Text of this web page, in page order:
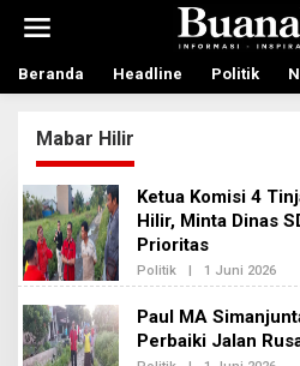
t
Beranda Headline Politik
Mabar Hilir
Ketua Komisi 4
Hilir, Minta Dinas
Prioritas
Politik | 1 Juni 2026
L
H
R
Paul MA
Perbaiki Jalan